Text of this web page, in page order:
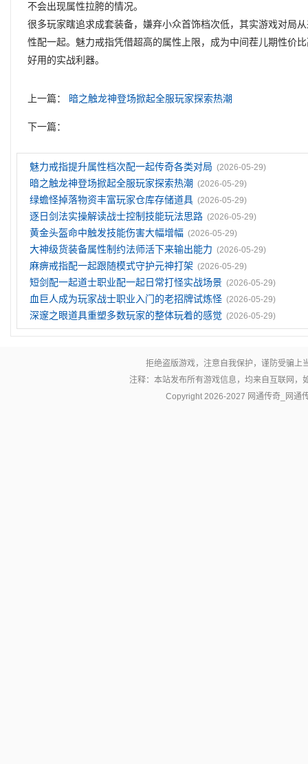
不会出现属性拉胯的情况。
很多玩家瞎追求成套装备，嫌弃小众首饰档次低，其实游戏对局
性配一起。魅力戒指凭借超高的属性上限，成为中间茬儿期性价
好用的实战利器。
上一篇： 暗之触龙神登场掀起全服玩家探索热潮
下一篇：
魅力戒指提升属性档次配一起传奇各类对局 (2026-05-29)
暗之触龙神登场掀起全服玩家探索热潮 (2026-05-29)
绿蟾怪掉落物资丰富玩家仓库存储道具 (2026-05-29)
逐日剑法实操解读战士控制技能玩法思路 (2026-05-29)
黄金头盔命中触发技能伤害大幅增幅 (2026-05-29)
大神级货装备属性制约法师活下来输出能力 (2026-05-29)
麻痹戒指配一起跟随模式守护元神打架 (2026-05-29)
短剑配一起道士职业配一起日常打怪实战场景 (2026-05-29)
血巨人成为玩家战士职业入门的老招牌试炼怪 (2026-05-29)
深邃之眼道具重塑多数玩家的整体玩着的感觉 (2026-05-29)
拒绝盗版游戏，注意自我保护，谨防受骗上
注释：本站发布所有游戏信息，均来自互联网
Copyright 2026-2027 网通传奇_网通